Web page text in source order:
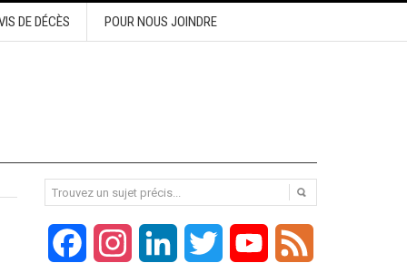
DE DÉCÈS POUR NOUS JOINDRE
FacebookInstagramLinkedIn Twitter YouTube